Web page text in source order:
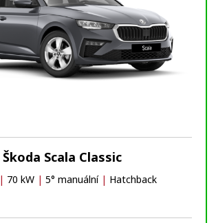
Škoda Scala Classic
| 70 kW | 5° manuální | Hatchback